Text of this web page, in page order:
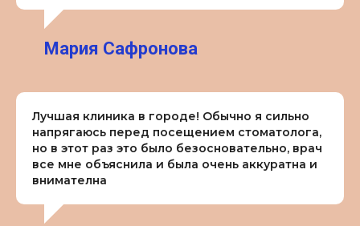
Мария Сафронова
Лучшая клиника в городе! Обычно я сильно
напрягаюсь перед посещением стоматолога,
но в этот раз это было безосновательно, врач
все мне объяснила и была очень аккуратна и
внимателна